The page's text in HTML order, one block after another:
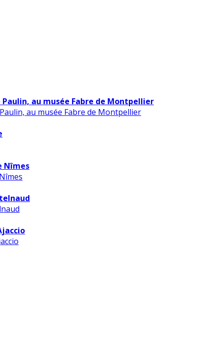
au musée Fabre de Montpellier
Nîmes